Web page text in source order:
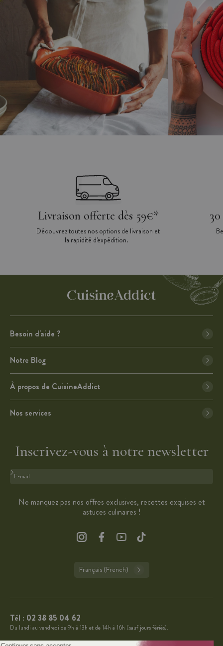
Livraison offerte dès 59€*
Découvrez toutes nos options de livraison et
la rapidité d'expédition.
Besoin d'aide ?
Notre Blog
À propos de CuisineAddict
Nos services
Inscrivez-vous à notre newsletter
Format : adresse@email.com
Ne manquez pas nos offres exclusives, recettes exquises et
astuces culinaires !
Français (French)
Tél : 02 38 85 04 62
Du lundi au vendredi de 9h à 13h et de 14h à 16h (sauf jours fériés).